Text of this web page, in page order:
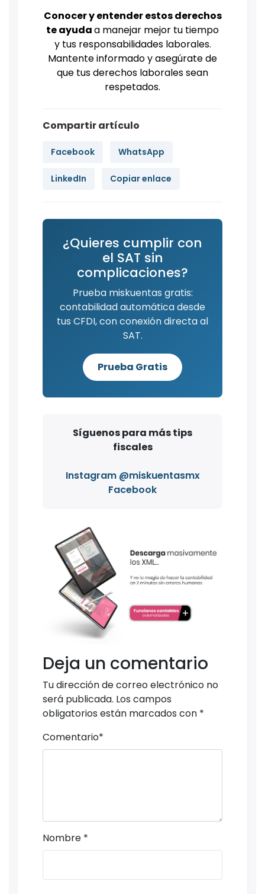
Conocer y entender estos derechos
te ayudaa manejar mejor tu tiempo
y tus responsabilidades laborales.
Mantente informado y asegúrate de
que tus derechos laborales sean
respetados.
Compartir artículo
Facebook WhatsApp
LinkedIn Copiar enlace
¿Quieres cumplir con
el SAT sin
complicaciones?
Prueba miskuentas gratis:
contabilidad automática desde
tus CFDI, con conexión directa al
SAT.
Prueba Gratis
Síguenos para más tips
fiscales
Instagram @miskuentasmx
Facebook
Deja un comentario
Tu dirección de correo electrónico no
será publicada. Los campos
obligatorios están marcados con *
Comentario*
Nombre *